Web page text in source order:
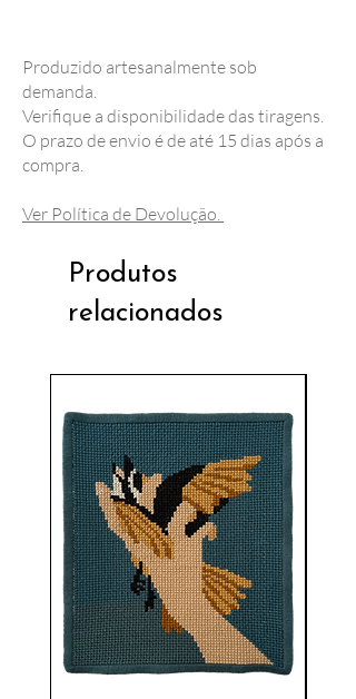
Produzido artesanalmente sob
demanda.
Verifique a disponibilidade das tiragens.
O prazo de envio é de até 15 dias após a
compra.
Ver Política de Devolução.
Produtos
relacionados